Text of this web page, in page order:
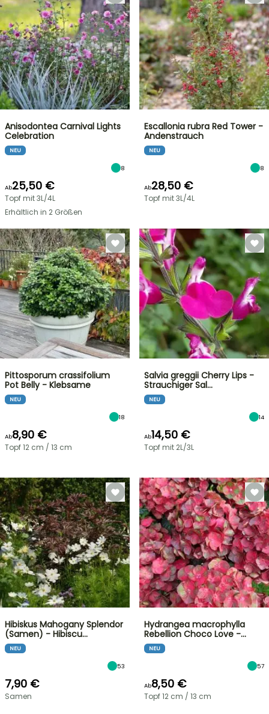
Anisodontea Carnival Lights
Celebration
NEU
8
Ab25,50 €
Topf mit 3L/4L
Erhältlich in 2 Größen
Escallonia rubra Red Tower -
Andenstrauch
NEU
8
Ab28,50 €
Topf mit 3L/4L
Pittosporum crassifolium
Pot Belly - Klebsame
NEU
18
Ab8,90 €
Topf 12 cm / 13 cm
Salvia greggii Cherry Lips -
Strauchiger Sal…
NEU
14
Ab14,50 €
Topf mit 2L/3L
Hibiskus Mahogany Splendor
(Samen) - Hibiscu…
NEU
53
7,90 €
Samen
Hydrangea macrophylla
Rebellion Choco Love -…
NEU
57
Ab8,50 €
Topf 12 cm / 13 cm